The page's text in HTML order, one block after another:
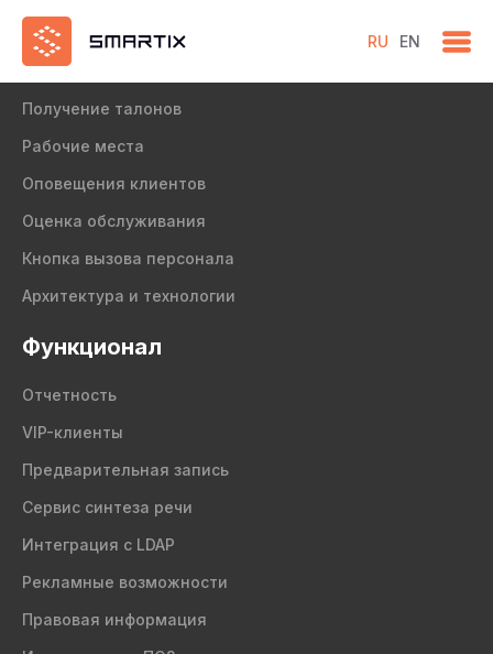
RU EN
Продукт
Получение талонов
Рабочие места
Оповещения клиентов
Оценка обслуживания
Кнопка вызова персонала
Архитектура и технологии
Функционал
Отчетность
VIP-клиенты
Предварительная запись
Сервис синтеза речи
Интеграция с LDAP
Рекламные возможности
Правовая информация